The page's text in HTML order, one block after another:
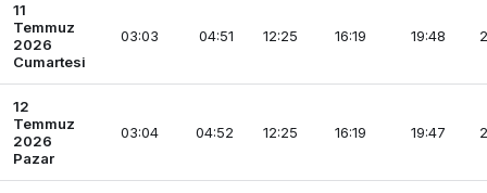
11
Temmuz
2026
Cumartesi
03:03 04:51 12:25 16:19 19:48
12
Temmuz
2026
Pazar
03:04 04:52 12:25 16:19 19:47